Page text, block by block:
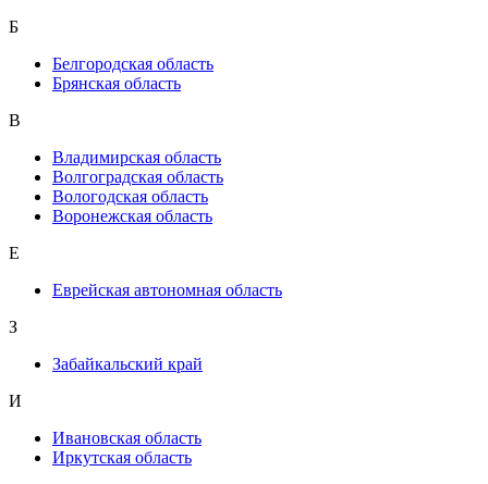
Б
Белгородская область
Брянская область
В
Владимирская область
Волгоградская область
Вологодская область
Воронежская область
Е
Еврейская автономная область
З
Забайкальский край
И
Ивановская область
Иркутская область